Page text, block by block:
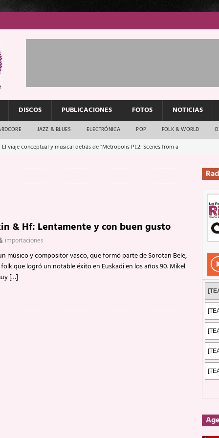
DISCOS PUBLICACIONES FOTOS NOTICIAS
JAZZ & BLUES ELECTRÓNICA POP FOLK & WORLD
El viaje conceptual y musical detrás de “Metropolis Pt.2: Scenes from a
que van a escucharte te saludan
certificados
ENTREVISTAS
2 de mayo de 2026 en Fuengirola
Su ‘aullido’ retumbó ferozmente en Fuengirola.
REPORTAJES
La historia de Nintendo Vol. 2
& Hf: Lentamente y con buen gusto
importaciones
músico y compositor vasco, que formó parte de Sorotan Bele,
que logró un notable éxito en Euskadi en los años 90. Mikel
[…]